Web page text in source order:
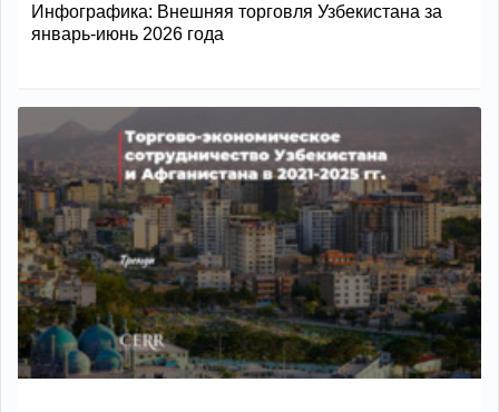
Инфографика: Внешняя торговля Узбекистана за
январь-июнь 2026 года